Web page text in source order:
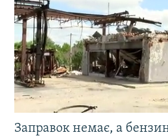
Заправок немає, а